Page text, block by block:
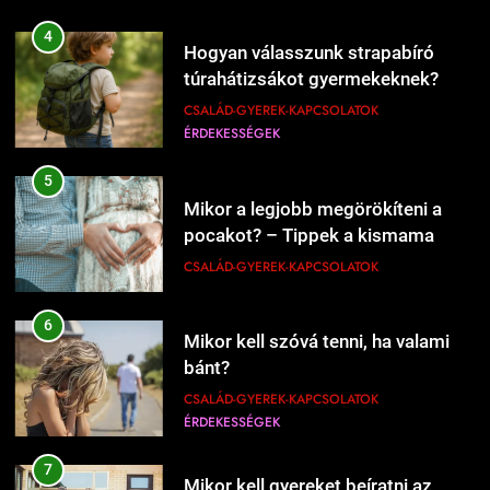
4
Hogyan válasszunk strapabíró
túrahátizsákot gyermekeknek?
CSALÁD-GYEREK-KAPCSOLATOK
ÉRDEKESSÉGEK
5
Mikor a legjobb megörökíteni a
pocakot? – Tippek a kismama
fotózás időzítéséhez
CSALÁD-GYEREK-KAPCSOLATOK
6
Mikor kell szóvá tenni, ha valami
bánt?
CSALÁD-GYEREK-KAPCSOLATOK
ÉRDEKESSÉGEK
7
Mi kell a hamburgerbe?
ÉRDEKESSÉGEK ÉTEL-ITAL
kipróbálni?
ÉRDEKESSÉGEK ÉTEL-ITAL
Kipróbáltuk a házi sajtkészítést 1
liter tejből – Megéri a macerát?
ÉRDEKESSÉGEK
Kipróbáltuk Gordon Ramsay 10
1227